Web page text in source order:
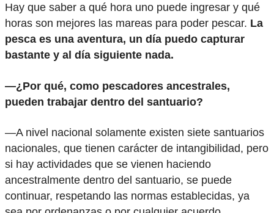
Hay que saber a qué hora uno puede ingresar y qué
horas son mejores las mareas para poder pescar. La
pesca es una aventura, un día puedo capturar
bastante y al día siguiente nada.
—¿Por qué, como pescadores ancestrales,
pueden trabajar dentro del santuario?
—A nivel nacional solamente existen siete santuarios
nacionales, que tienen carácter de intangibilidad, pero
si hay actividades que se vienen haciendo
ancestralmente dentro del santuario, se puede
continuar, respetando las normas establecidas, ya